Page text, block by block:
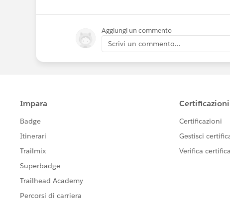
Aggiungi un commento
Scrivi un commento...